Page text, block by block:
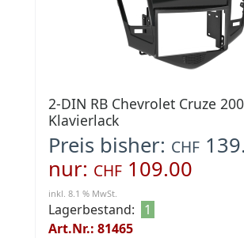
2-DIN RB Chevrolet Cruze
Klavierlack
Preis bisher: CHF
nur: CHF 109.00
inkl. 8.1 % MwSt.
Lagerbestand:
1
Art.Nr.: 81465